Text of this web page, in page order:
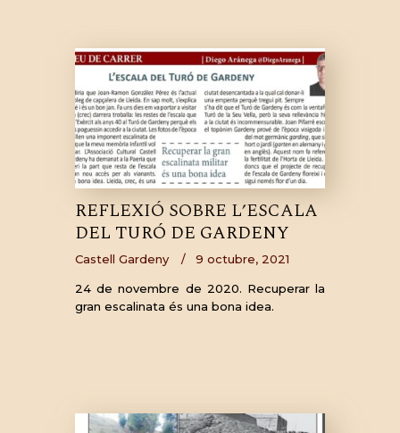
REFLEXIÓ SOBRE L’ESCALA
DEL TURÓ DE GARDENY
Castell Gardeny 9 octubre, 2021
24 de novembre de 2020. Recuperar la
gran escalinata és una bona idea.